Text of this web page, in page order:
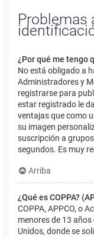
Problemas
¿Por qué me tengo
No está obligado a
Administradores y
registrarse para
estar registrado le
ventajas que como
su imagen
suscripción a
segundos. Es muy
Arriba
¿Qué es COPPA?
COPPA, APPCO, o
menores de 13
Unidos, donde se